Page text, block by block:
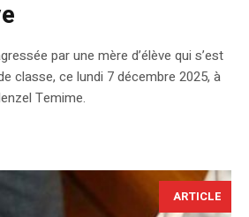
par une mère d’élève qui s’est
classe, ce lundi 7 décembre 2025, à
Temime.
ARTICLE